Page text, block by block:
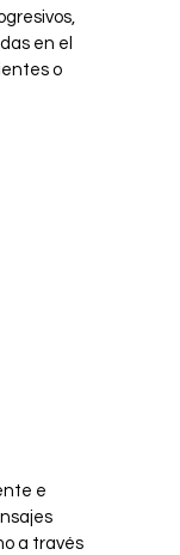
en el
o
e
a través